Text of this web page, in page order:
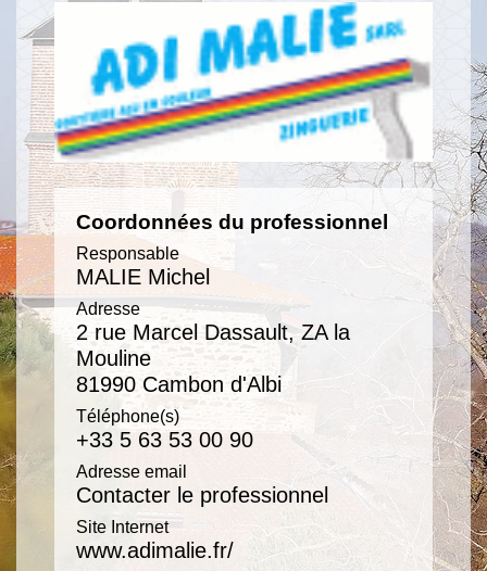
Coordonnées du professionnel
Responsable
MALIE Michel
Adresse
2 rue Marcel Dassault, ZA la
Mouline
81990 Cambon d'Albi
Téléphone(s)
+33 5 63 53 00 90
Adresse email
Contacter le professionnel
Site Internet
www.adimalie.fr/